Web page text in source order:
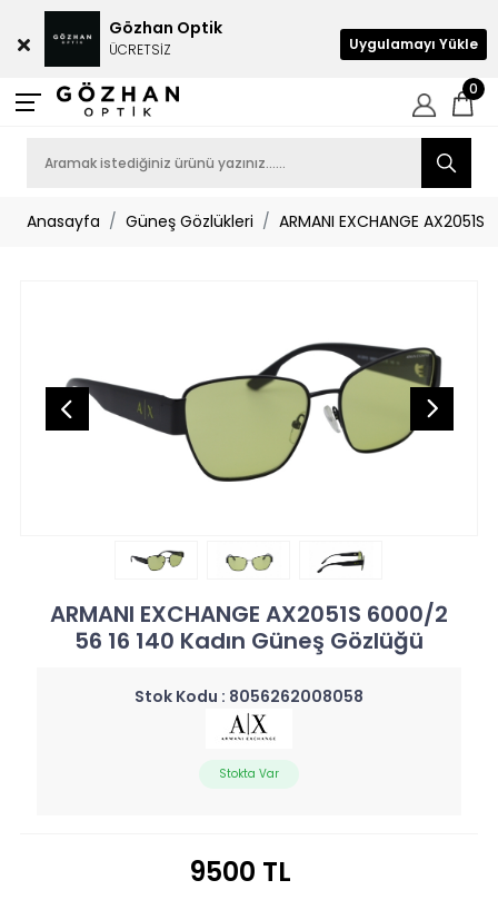
0
Anasayfa Güneş Gözlükleri ARMANI EXCHANGE
ARMANI EXCHANGE AX2051S 6000/2
56 16 140 Kadın Güneş Gözlüğü
Stok Kodu : 8056262008058
Stokta Var
9500 TL
Gözhan Optik
ÜCRETSİZ Uygulamayı Yükle